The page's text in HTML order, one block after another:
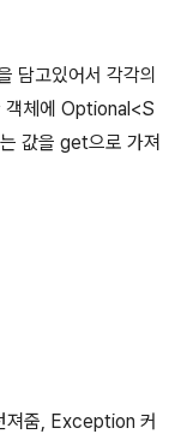
고있어서 각각의
객체에 Optional<S
값을 get으로 가져
져줌, Exception 커